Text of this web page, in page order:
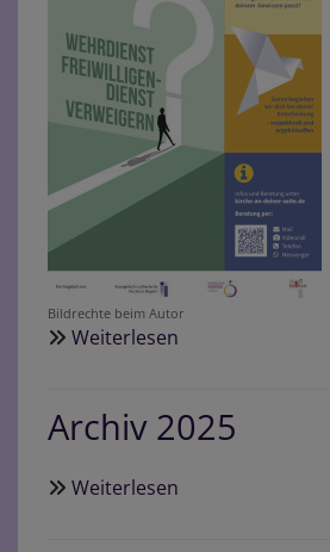
Bildrechte beim Autor
Weiterlesen
-
Archiv 2025
Weiterlesen